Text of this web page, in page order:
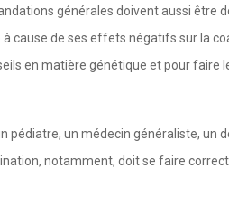
générales doivent aussi être
de ses effets négatifs sur la
en matière génétique et pour faire
pédiatre, un médecin généraliste, un
notamment, doit se faire